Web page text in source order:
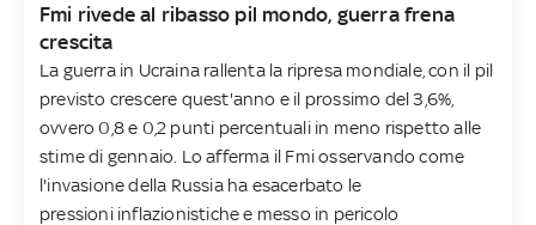
Fmi rivede al ribasso pil mondo, guerra frena
crescita
La guerra in Ucraina rallenta la ripresa mondiale, con il pil
previsto crescere quest'anno e il prossimo del 3,6%,
ovvero 0,8 e 0,2 punti percentuali in meno rispetto alle
stime di gennaio. Lo afferma il Fmi osservando come
l'invasione della Russia ha esacerbato le
pressioni inflazionistiche e messo in pericolo